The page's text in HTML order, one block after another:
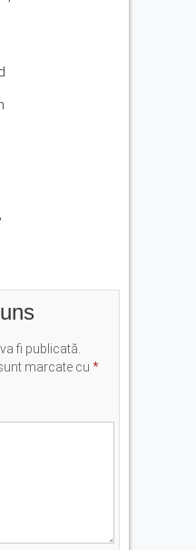
fi publicată.
marcate cu *